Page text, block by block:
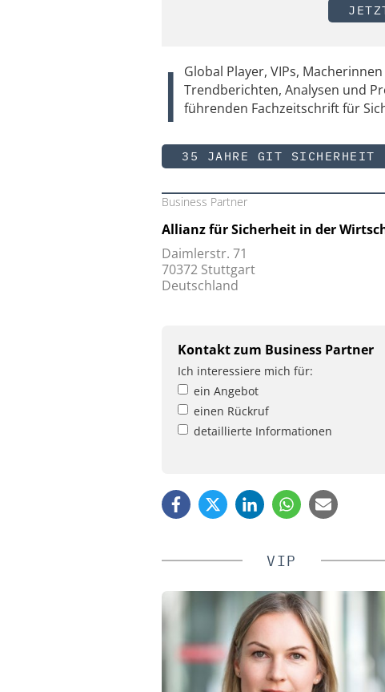
|
Global Player, VIPs,
Trendberichten, Analysen und
führenden Fachzeitschrift für
35 JAHRE GIT SICHERHEIT
Business Partner
Allianz für Sicherheit in der
Daimlerstr. 71
70372 Stuttgart
Deutschland
Kontakt zum Business Partner
Ich interessiere mich für:
ein Angebot
einen Rückruf
detaillierte Informationen
VIP